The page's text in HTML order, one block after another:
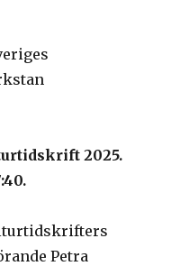
2025.
Petra